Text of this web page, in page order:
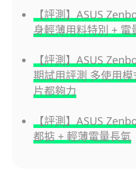
【評測】ASUS
身輕薄用料特別 +
【評測】ASUS
期試用評測 多使用
片都夠力
【評測】ASUS
都掂 + 輕薄電量長氣